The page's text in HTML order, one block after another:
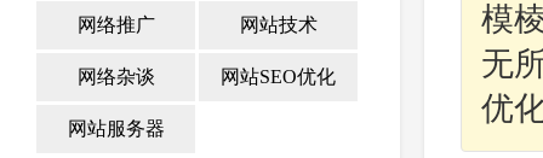
网络推广 网站技术
网络杂谈 网站SEO优化
网站服务器
模
无
优